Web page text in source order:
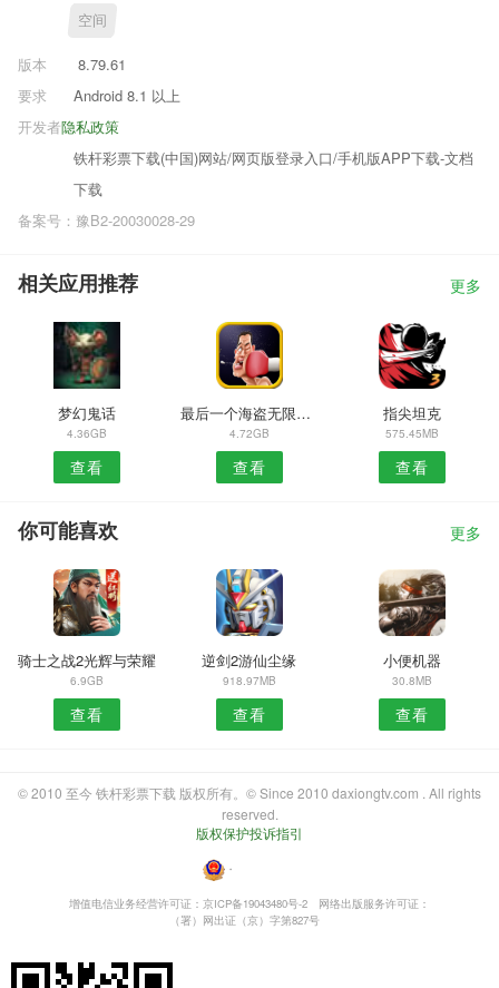
空间
版本
8.79.61
要求
Android 8.1 以上
隐私政策
开发者
铁杆彩票下载(中国)网站/网页版登录入口/手机版APP下载-文档
下载
备案号：豫B2-20030028-29
相关应用推荐 更多
梦幻鬼话
4.36GB
查看
最后一个海盗无限金币版
4.72GB
查看
指尖坦克
575.45MB
查看
你可能喜欢 更多
骑士之战2光辉与荣耀
6.9GB
查看
逆剑2游仙尘缘
918.97MB
查看
小便机器
30.8MB
查看
© 2010 至今 铁杆彩票下载 版权所有。© Since 2010 daxiongtv.com . All rights
reserved.
版权保护投诉指引
・
增值电信业务经营许可证：京ICP备19043480号-2
网络出版服务许可证：
（署）网出证（京）字第827号